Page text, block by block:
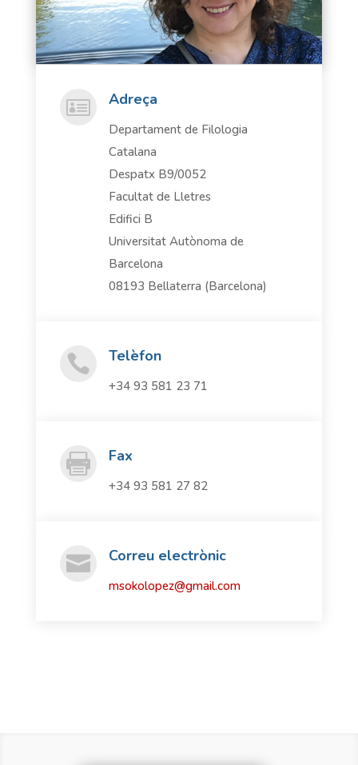
 Adreça
Departament de Filologia
Catalana
Despatx B9/0052
Facultat de Lletres
Edifici B
Universitat Autònoma de
Barcelona
08193 Bellaterra (Barcelona)
 Telèfon
+34 93 581 23 71
 Fax
+34 93 581 27 82
 Correu electrònic
msokolopez@gmail.com